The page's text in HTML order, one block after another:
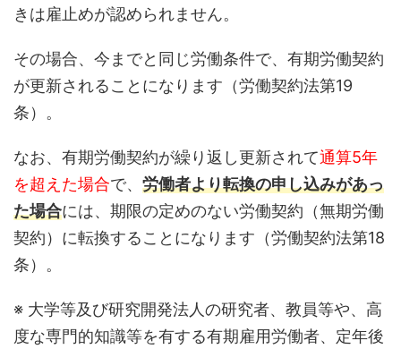
きは雇止めが認められません。
その場合、今までと同じ労働条件で、有期労働契約
が更新されることになります（労働契約法第19
条）。
なお、有期労働契約が繰り返し更新されて通算5年
を超えた場合で、 労働者より転換の申し込みがあっ
た場合には、期限の定めのない労働契約（無期労働
契約）に転換することになります（労働契約法第18
条）。
※ 大学等及び研究開発法人の研究者、教員等や、高
度な専門的知識等を有する有期雇用労働者、定年後